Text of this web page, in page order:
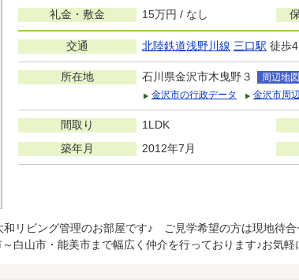
礼金・敷金
15万円 / なし
交通 北陸鉄道浅野川線 三口駅 徒歩
所在地 石川県金沢市木曳野３
周辺地図
金沢市の行政データ
金沢市周
間取り 1LDK
築年月 2012年7月
和リビング管理のお部屋です♪ ご見学希望の方は現地待
白山市・能美市まで幅広く仲介を行っております♪お気